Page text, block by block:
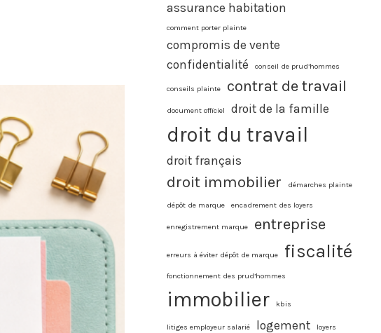
assurance habitation
comment porter plainte
compromis de vente
confidentialité
conseil de prud’hommes
conseils plainte contrat de travail
document officiel droit de la famille
droit du travail
droit français
droit immobilier démarches plainte
dépôt de marque encadrement des loyers
enregistrement marque entreprise
erreurs à éviter dépôt de marque fiscalité
fonctionnement des prud’hommes
immobilier kbis
litiges employeur salarié logement
loyers